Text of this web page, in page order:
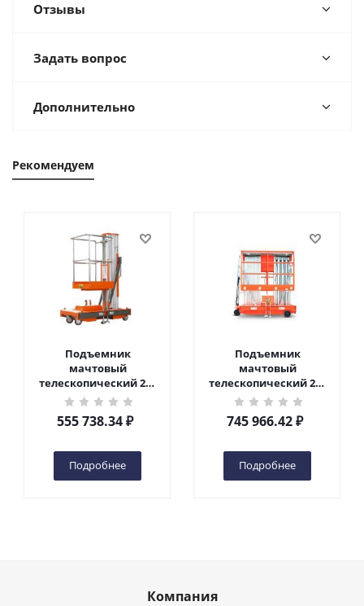
Отзывы
Задать вопрос
Дополнительно
Рекомендуем
Подъемник
мачтовый
телескопический 200
кг 6 м TOR GTWY6-200S
DC 2-мачтовый
(автономный) (G) в
555 738.34₽
Подробнее
Подъемник
мачтовый
телескопический 200
кг 10 м TOR GTWY10-
200S DC 2-мачтовый
(автономный) (N) в
745 966.42₽
Подробнее
Компания